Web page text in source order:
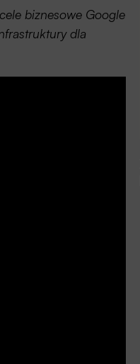
biznesowe Google
dla